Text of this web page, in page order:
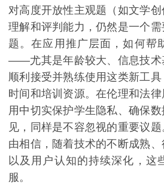
对高度开放性主观题（如文学
理解和评判能力，仍然是一个
题。在应用推广层面，如何帮
——尤其是年龄较大、信息技
顺利接受并熟练使用这类新工
时间和培训资源。在伦理和法
用中切实保护学生隐私、确保
见，同样是不容忽视的重要议
由相信，随着技术的不断成熟
以及用户认知的持续深化，这
服。